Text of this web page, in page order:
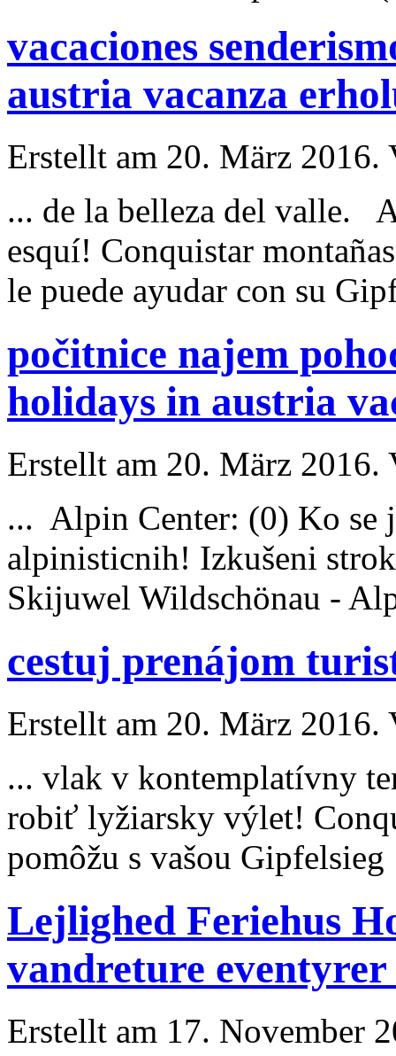
vacaciones
austria vacanza
Erstellt am 20. März
... de la belleza del valle.
esquí! Conquistar
le puede ayudar con su
počitnice najem
holidays in austria
Erstellt am 20. März
... Alpin Center: (0) Ko se
alpinisticnih! Izkušeni
Skijuwel Wildschönau -
cestuj prenájom
Erstellt am 20. März
... vlak v kontemplatívny
robiť lyžiarsky výlet!
pomôžu s vašou
Lejlighed Feriehus
vandreture
Erstellt am 17. November